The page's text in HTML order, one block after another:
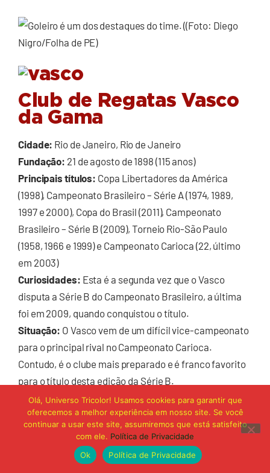
Club de Regatas Vasco
da Gama
Cidade: Rio de Janeiro, Rio de Janeiro
Fundação: 21 de agosto de 1898 (115 anos)
Principais títulos: Copa Libertadores da América
(1998), Campeonato Brasileiro – Série A (1974, 1989,
1997 e 2000), Copa do Brasil (2011), Campeonato
Brasileiro – Série B (2009), Torneio Rio-São Paulo
(1958, 1966 e 1999) e Campeonato Carioca (22, último
em 2003)
Curiosidades: Esta é a segunda vez que o Vasco
disputa a Série B do Campeonato Brasileiro, a última
foi em 2009, quando conquistou o título.
Situação: O Vasco vem de um difícil vice-campeonato
para o principal rival no Campeonato Carioca.
Contudo, é o clube mais preparado e é franco favorito
para o título desta edição da Série B.
Olá, Universo Tricolor! Usamos cookies para garantir que
oferecemos a melhor experiência em nosso site. Se você
continuar a usar este site, assumiremos que está satisfeito
com ele. Política de Privacidade
Ok
Política de Privacidade